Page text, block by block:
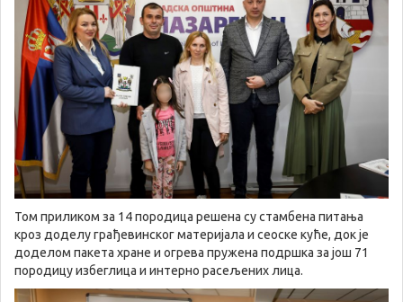
Том приликом за 14 породица решена су стамбена питања
кроз доделу грађевинског материјала и сеоске куће, док је
доделом пакета хране и огрева пружена подршка за још 71
породицу избеглица и интерно расељених лица.